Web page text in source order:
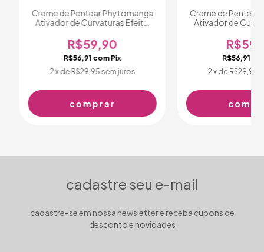
Creme de Pentear Phytomanga
Ativador de Curvaturas Efeito
R$59,90
R$56,91 comPix
2x de R$29,95 sem juros
Creme de Pentear
Ativador de
R$56,91
2 x de R$29,95
cadastre seu e-mail
cadastre-se em nossa newsletter e receba cupons de
desconto e novidades